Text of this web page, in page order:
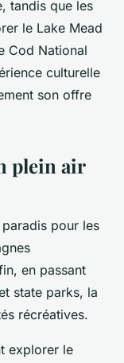
tandis que les
le Lake Mead
Cod National
culturelle
son offre
plein air
pour les
en passant
state parks, la
récréatives.
explorer le